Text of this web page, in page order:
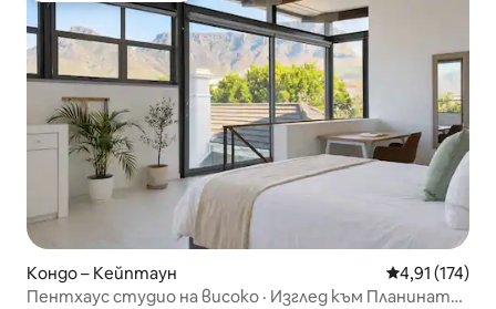
Кондо – Кейптаун Средна
4,91 (174)
Пентхаус студио на високо · Изглед към Планината